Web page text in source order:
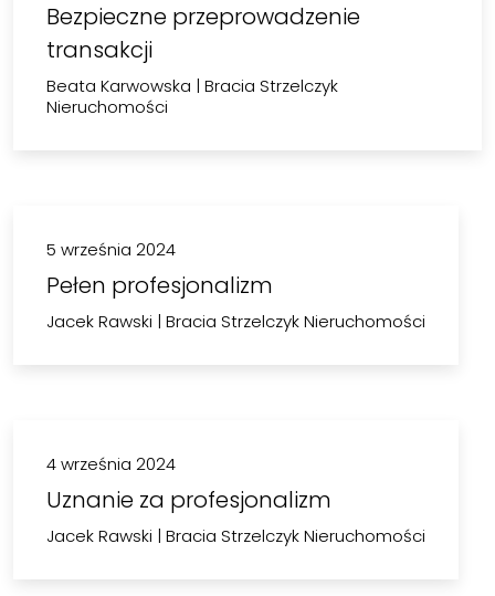
Bezpieczne przeprowadzenie
transakcji
Beata Karwowska | Bracia Strzelczyk
Nieruchomości
5 września 2024
Pełen profesjonalizm
Jacek Rawski | Bracia Strzelczyk Nieruchomości
4 września 2024
Uznanie za profesjonalizm
Jacek Rawski | Bracia Strzelczyk Nieruchomości